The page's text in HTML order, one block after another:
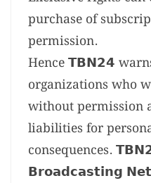
purchase of
permission.
Hence 𝗧𝗕𝗡𝟮𝟰
organizations who
without permission
liabilities for
consequences.
𝗕𝗿𝗼𝗮𝗱𝗰𝗮𝘀𝘁𝗶𝗻𝗴